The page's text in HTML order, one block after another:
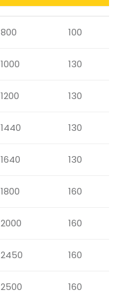
ZEW. Φ
H [MM]
800 100
1000 130
1200 130
1440 130
1640 130
1800 160
2000 160
2450 160
2500 160